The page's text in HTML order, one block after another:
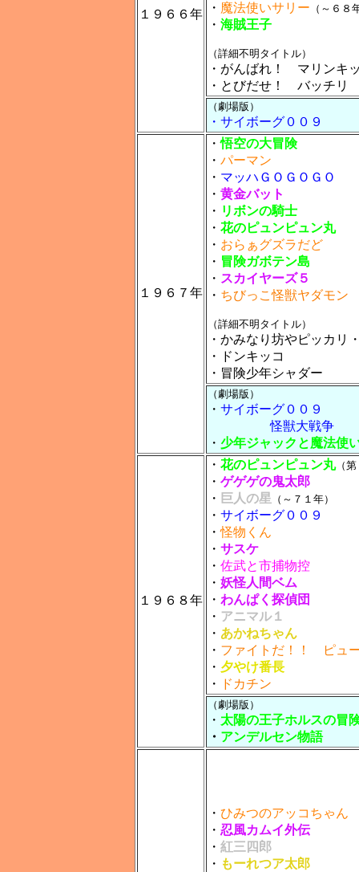
１９６６年
・ 魔法使いサリー （～６８
・ 海賊王子
（詳細不明タイトル）
・がんばれ！ マリンキ
・とびだせ！ バッチリ
（劇場版）
・サイボーグ００９
１９６７年
・悟空の大冒険
・ パーマン
・ マッハＧＯＧＯＧＯ
・ 黄金バット
・ リボンの騎士
・ 花のピュンピュン丸
・ おらぁグズラだど
・ 冒険ガボテン島
・ スカイヤーズ５
・ ちびっこ怪獣ヤダモン
（詳細不明タイトル）
・ かみなり坊やピッカリ
・
ドンキッコ
・冒険少年シャダー
（劇場版）
・ サイボーグ００９
怪獣大戦争
・ 少年ジャックと魔法使
１９６８年
・ 花のピュンピュン丸（第
・ ゲゲゲの鬼太郎
・ 巨人の星 （～７１年）
・ サイボーグ００９
・怪物くん
・ サスケ
・ 佐武と市捕物控
・ 妖怪人間ベム
・ わんぱく探偵団
・ アニマル１
・ あかねちゃん
・ ファイトだ！！ ピュ
・ 夕やけ番長
・
ドカチン
（劇場版）
・ 太陽の王子ホルスの冒
・ アンデルセン物語
・ ひみつのアッコちゃん
・ 忍風カムイ外伝
・ 紅三四郎
・ もーれつア太郎